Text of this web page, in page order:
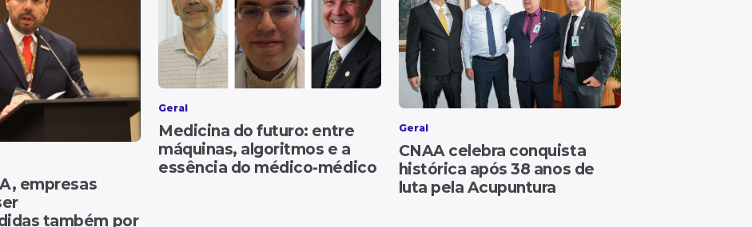
empresas
também por
Geral
Medicina do futuro: entre
máquinas, algoritmos e a
essência do médico-médico
Geral
CNAA celebra conquista
histórica após 38 anos de
luta pela Acupuntura